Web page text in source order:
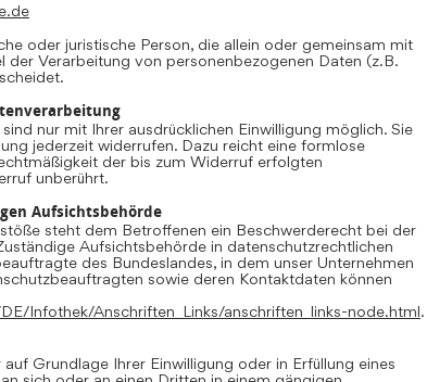
oder juristische Person, die allein oder gemeinsam mit
der Verarbeitung von personenbezogenen Daten (z.B.
nur mit Ihrer ausdrücklichen Einwilligung möglich. Sie
jederzeit widerrufen. Dazu reicht eine formlose
der bis zum Widerruf erfolgten
unberührt.
Aufsichtsbehörde
steht dem Betroffenen ein Beschwerderecht bei der
Aufsichtsbehörde in datenschutzrechtlichen
des Bundeslandes, in dem unser Unternehmen
sowie deren Kontaktdaten können
Infothek/Anschriften_Links/anschriften_links-node.html.
Grundlage Ihrer Einwilligung oder in Erfüllung eines